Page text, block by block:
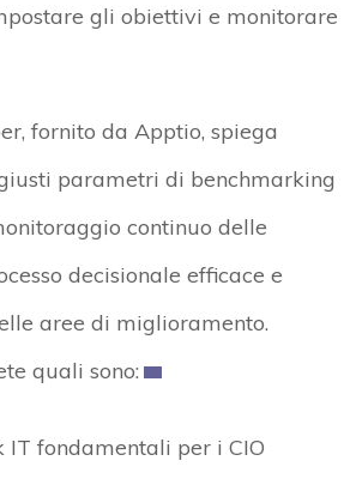
gli obiettivi e monitorare
fornito da Apptio, spiega
parametri di benchmarking
continuo delle
decisionale efficace e
aree di miglioramento.
quali sono:
fondamentali per i CIO